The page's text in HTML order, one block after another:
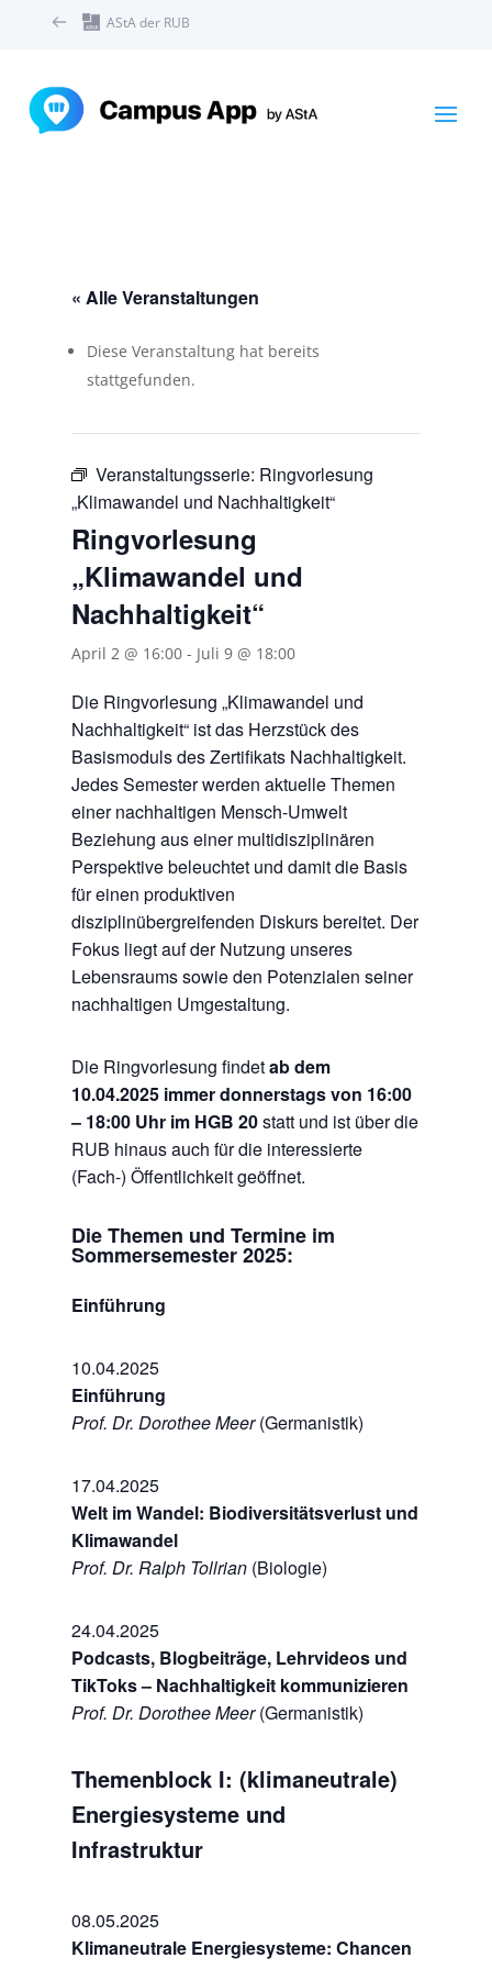
AStA der RUB
« Alle Veranstaltungen
Diese Veranstaltung hat bereits
stattgefunden.
Veranstaltungsserie: Ringvorlesung
„Klimawandel und Nachhaltigkeit“
Ringvorlesung
„Klimawandel und
Nachhaltigkeit“
April 2 @ 16:00- Juli 9 @ 18:00
Die Ringvorlesung „Klimawandel und
Nachhaltigkeit“ ist das Herzstück des
Basismoduls des Zertifikats Nachhaltigkeit.
Jedes Semester werden aktuelle Themen
einer nachhaltigen Mensch-Umwelt
Beziehung aus einer multidisziplinären
Perspektive beleuchtet und damit die Basis
für einen produktiven
disziplinübergreifenden Diskurs bereitet. Der
Fokus liegt auf der Nutzung unseres
Lebensraums sowie den Potenzialen seiner
nachhaltigen Umgestaltung.
Die Ringvorlesung findetab dem
10.04.2025 immer donnerstags von 16:00
– 18:00 Uhr im HGB 20statt und ist über die
RUB hinaus auch für die interessierte
(Fach-) Öffentlichkeit geöffnet.
Die Themen und Termine im
Sommersemester 2025:
Einführung
10.04.2025
Einführung
Prof. Dr. Dorothee Meer(Germanistik)
17.04.2025
Welt im Wandel: Biodiversitätsverlust und
Klimawandel
Prof. Dr. Ralph Tollrian(Biologie)
24.04.2025
Podcasts, Blogbeiträge, Lehrvideos und
TikToks – Nachhaltigkeit kommunizieren
Prof. Dr. Dorothee Meer(Germanistik)
Themenblock I: (klimaneutrale)
Energiesysteme und
Infrastruktur
08.05.2025
Klimaneutrale Energiesysteme: Chancen